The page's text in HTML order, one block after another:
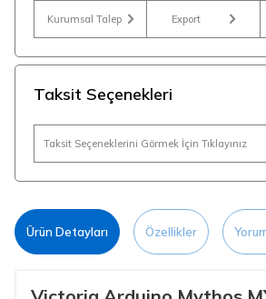
Kurumsal Talep Export
Taksit Seçenekleri
Taksit Seçeneklerini Görmek İçin Tıklayınız
Ürün Detayları Özellikler